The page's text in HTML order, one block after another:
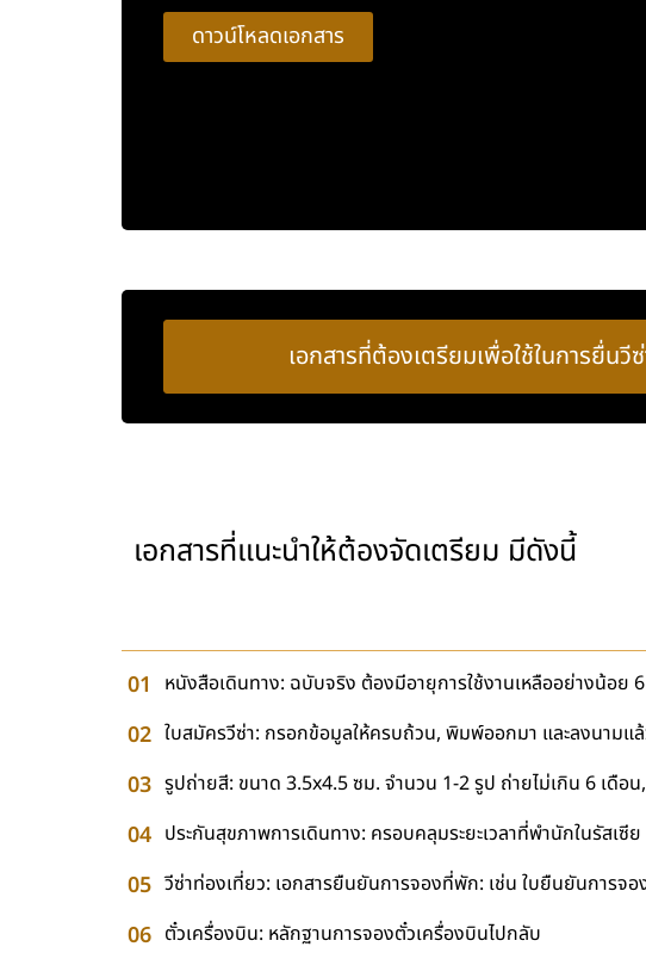
ดาวน์โหลดเอกสาร
เอกสารที่ต้องเตรียมเพื่อใช้ในการยื่นวี
เอกสารที่แนะนำให้ต้องจัดเตรียม มีดังนี้
หนังสือเดินทาง: ฉบับจริง ต้องมีอายุการใช้งานเหลืออย่างน้อย
ใบสมัครวีซ่า: กรอกข้อมูลให้ครบถ้วน, พิมพ์ออกมา และลงนามแ
รูปถ่ายสี: ขนาด 3.5x4.5 ซม. จำนวน 1-2 รูป ถ่ายไม่เกิน 6 เดือ
ประกันสุขภาพการเดินทาง: ครอบคลุมระยะเวลาที่พำนักในรัสเซีย
วีซ่าท่องเที่ยว: เอกสารยืนยันการจองที่พัก: เช่น ใบยืนยันการจ
ตั๋วเครื่องบิน: หลักฐานการจองตั๋วเครื่องบินไปกลับ